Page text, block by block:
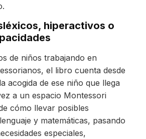
hiperactivos o
de niños trabajando en
el libro cuenta desde
acogida de ese niño que llega
a un espacio Montessori
cómo llevar posibles
y matemáticas, pasando
especiales,